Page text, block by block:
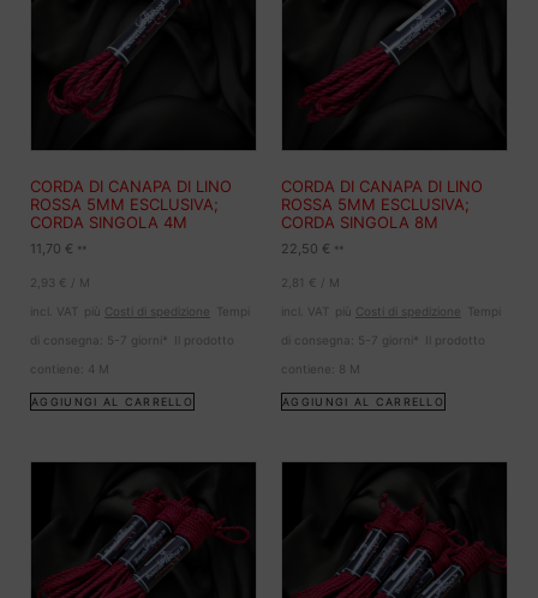
CORDA DI CANAPA DI LINO
ROSSA 5MM ESCLUSIVA;
CORDA SINGOLA 4M
11,70 € **
2,93 €
M
incl. VAT
più Costi di spedizione
Tempi
di consegna: 5-7 giorni*
Il prodotto
contiene: 4 M
AGGIUNGI AL CARRELLO
CORDA DI CANAPA DI LINO
ROSSA 5MM ESCLUSIVA;
CORDA SINGOLA 8M
22,50 € **
2,81 €
M
incl. VAT
più Costi di spedizione
Tempi
di consegna: 5-7 giorni*
Il prodotto
contiene: 8 M
AGGIUNGI AL CARRELLO